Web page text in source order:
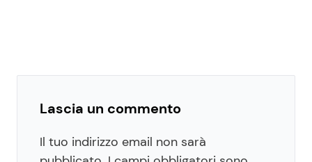
Lascia un commento
Il tuo indirizzo email non sarà